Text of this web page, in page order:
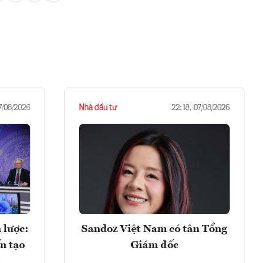
08/2026
lược:
tạo
Nhà đầu tư 22:18, 07/08/2026
Sandoz Việt Nam có tân Tổng
Giám đốc